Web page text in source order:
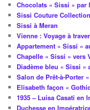
Chocolats « Sissi » par
Sissi Couture
Sissi à Meran
Vienne : Voyage à
Appartement « Sissi »
Chapelle « Sissi » vers
Diadème bleu « Sissi »
Salon de Prêt-à-Porter
Elisabeth façon «
1935 – Luisa Casati en
Duchesse en